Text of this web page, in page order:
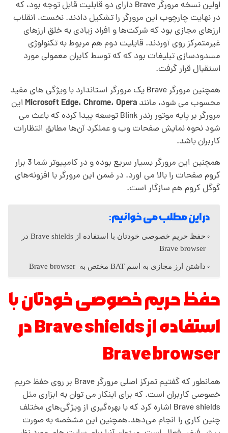
B
r
a
v
e
چ
ی
س
ت
و
چ
ه
ت
ف
اولین نسخه مرورگر Brave دارای دو قابلیت قابل توجه بود، که
در نهایت چارچوب این مرورگر را تشکیل دادند. نخست، انقلاب
ارزهای مجازی بود که شرکت‌ها و افراد زیادی به خلق ارزهای
غیرمتمرکز روی آوردند. قایلیت دوم هم مربوط به تکنولوژی
مسدودسازی تبلیغات بود که که توسط کابران معمولی مورد
استقبال قرار گرفت.
همچنین مرورگر Brave یک مرورگر استاندارد با ویژگی های مفید
محسوب می شود، مانندMicrosoft Edge، Chrome، Opera این
مرورگر بر پایه موتور رندر Blink توسعه پیدا کرده که باعث می
شود نحوه نمایش صفحات وب و عملکرد آن‌ها مطابق انتظارات
کاربران باشد.
همچنین این مرورگر بسیار سریع بوده و در کامپیوتر شما 3 برار
کروم صفحات را بالا می اورد. در ضمن این مرورگر با افزونه‌های
گوگل کروم هم سازگار است.
در این مطلب می خوانیم:
حفظ حریم خصوصی خودتان با استفاده از Brave shields در
Brave browser
داشتن ارز مجازی به اسم BAT مختص به Brave browser
حفظ حریم خصوصی خودتان با
استفاده از Brave shields در
Brave browser
همانطور که گفتیم تمرکز اصلی مرورگر Brave بر روی حفظ حریم
خصوصی کاربران است. که برای اینکار می توان به ابزاری مثل
Brave shields اشاره کرد که با بهره‌گیری از ویژگی‌های مختلف
چنین کاری را انجام می‌دهد.همچنین این مشخصه به صورت